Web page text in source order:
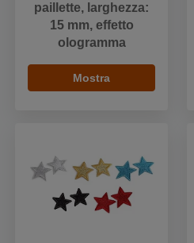
paillette, larghezza:
15 mm, effetto
ologramma
Mostra